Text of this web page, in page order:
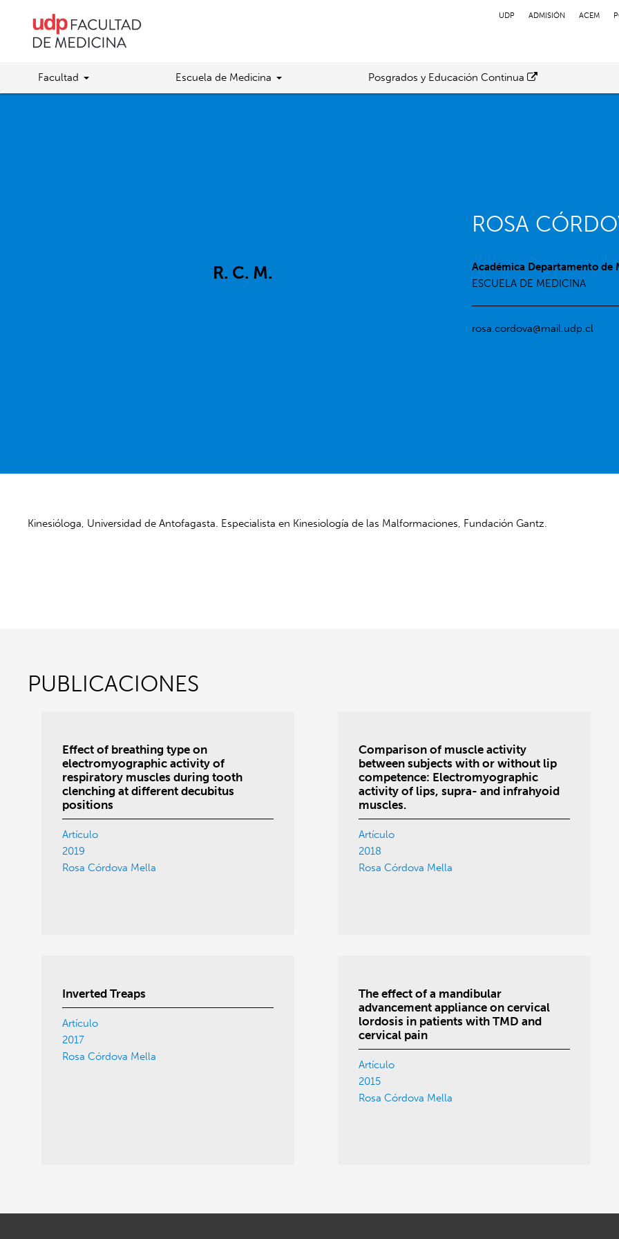
UDP ADMISIÓN ACEM
Facultad Escuela de Medicina Posgrados y Educación Continua
R. C. M.
ROSA
Académica Departamento de
ESCUELA DE MEDICINA
rosa.cordova@mail.udp.cl
Kinesióloga, Universidad de Antofagasta. Especialista en Kinesiología de las Malformaciones, Fundación Gantz.
PUBLICACIONES
Effect of breathing type on
electromyographic activity of
respiratory muscles during tooth
clenching at different decubitus
positions
Artículo
2019
Rosa Córdova Mella
Comparison of muscle activity
between subjects with or without lip
competence: Electromyographic
activity of lips, supra- and infrahyoid
muscles.
Artículo
2018
Rosa Córdova Mella
Inverted Treaps
Artículo
2017
Rosa Córdova Mella
The effect of a mandibular
advancement appliance on cervical
lordosis in patients with TMD and
cervical pain
Artículo
2015
Rosa Córdova Mella